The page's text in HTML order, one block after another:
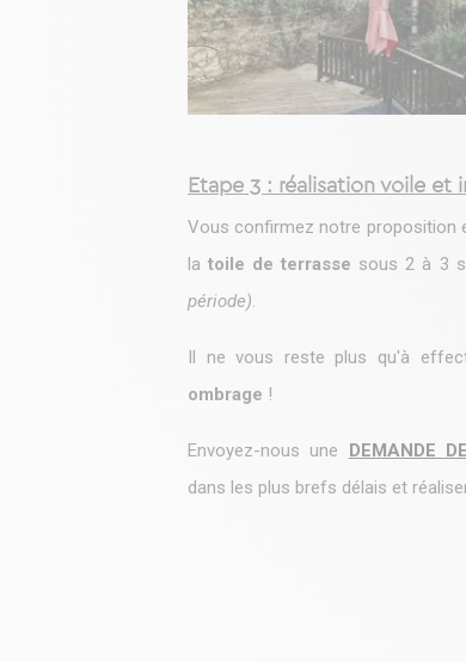
Etape 3 : réalisation voile et
Vous confirmez notre proposition
latoile de terrasse sous 2 à 3
période).
Il ne vous reste plus qu'à
ombrage !
Envoyez-nous une DEMANDE
dans les plus brefs délais et